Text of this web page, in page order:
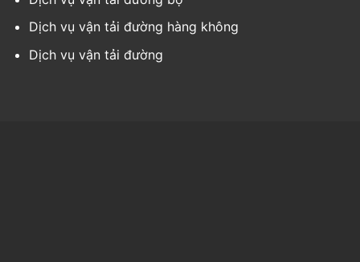
Dịch vụ vận tải đường hàng không
Dịch vụ vận tải đường